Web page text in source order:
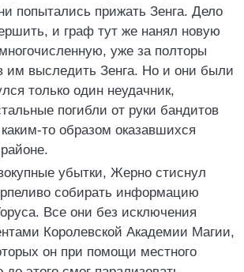
попытались прижать Зенга. Дело
и граф тут же нанял новую
уже за полторы
им выследить Зенга. Но и они были
только один неудачник,
погибли от руки бандитов
то образом оказавшихся
убытки, Жерно стиснул
собирать информацию
Все они без исключения
Королевской Академии Магии,
он при помощи местного